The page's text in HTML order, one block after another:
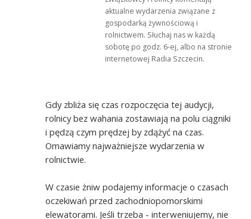
aktualne wydarzenia związane z
gospodarką żywnościową i
rolnictwem. Słuchaj nas w każdą
sobotę po godz. 6-ej, albo na stronie
internetowej Radia Szczecin.
Gdy zbliża się czas rozpoczęcia tej audycji,
rolnicy bez wahania zostawiają na polu ciągniki
i pędzą czym prędzej by zdążyć na czas.
Omawiamy najważniejsze wydarzenia w
rolnictwie.
W czasie żniw podajemy informacje o czasach
oczekiwań przed zachodniopomorskimi
elewatorami. Jeśli trzeba - interweniujemy, nie